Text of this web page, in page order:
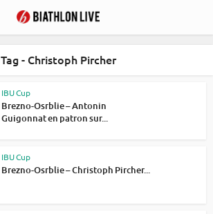
Tag - Christoph Pircher
IBU Cup
Brezno-Osrblie – Antonin
Guigonnat en patron sur...
IBU Cup
Brezno-Osrblie – Christoph Pircher...